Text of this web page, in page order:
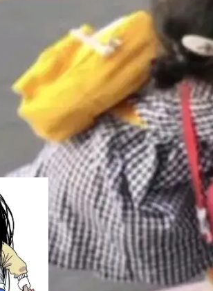
。UCL-MPComm底层基
信引擎，后续腾讯网平将
Engine的高性能通信组
UCL-MPComm中实现了一
局通信引擎（Engine），
选。 全链路私有化部署，
地 当前，越来越多企业已
工具，通过调用公有云模
提升研发效率。但随着 AI
具逐步走向团队级、组织
落地过程中，对安全性、
了更高要求。 首先是数据
大多数普通研发场景，公
试用和效率提升的需求。
疗等对数据安全要求较...
选工信部人工智能
化部正式发布《2025年人工
》，集中展示人工智能在
盖技术底座、行业赋能、
专题等五大方向。深信服
台）成功入选！ 随着各行
化建设，算力构成形态逐
点也在发生变化：不只是
步看清混合算力时代下，
是否被充分利用，以及持
优化。 深信服AI算力网关
，从Token治理和成本治
每一份算力都看得清、管
、更安全！ 一、从现在开
：一个时代的结
始
。MapReduce 作者之一。
TensorFlow 的作者之一。
首席科学家。 Jeff D
27 年后，宣布离职。 他
开的还有 Sanjay Ghema
号 23，Jeff Dean 二十多
和 Bigtable 的共同
大脑核心成员，Se
同发明人）以及 Oriol Vin
责人，AlphaSta...
发布：界面
、记忆搜索增强
中文编码智能体，这一轮
记得住」三件事一次补
么 SolonCode 是杭州无
终端编码智能体——一位全
自主理解需求、规划步
型、不挑平台，curl 一行
：Gitee · GitCode · GitHu
（8~26）、macOS / Linu
度释放AI Coding
道（CodeArts）
术的作用与价值 在软件工
业核心知识资产的主要载
常包含数十万乃至数百万
次模型调用可承载的上下
小时，算法工程